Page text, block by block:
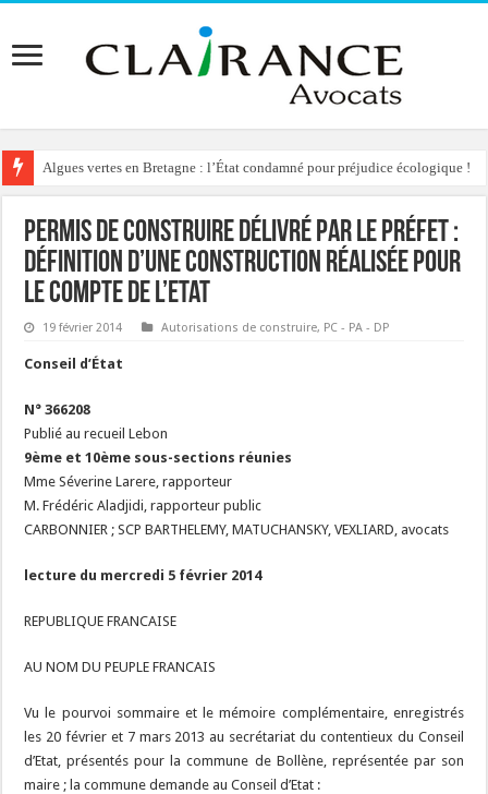
Algues vertes en Bretagne : l’État condamné pour préjudice écologique !
Permis de construire délivré par le Préfet :
définition d’une construction réalisée pour
le compte de l’Etat
19 février 2014 Autorisations de construire, PC - PA - DP
Conseil d’État
N° 366208
Publié au recueil Lebon
9ème et 10ème sous-sections réunies
Mme Séverine Larere, rapporteur
M. Frédéric Aladjidi, rapporteur public
CARBONNIER ; SCP BARTHELEMY, MATUCHANSKY, VEXLIARD, avocats
lecture du mercredi 5 février 2014
REPUBLIQUE FRANCAISE
AU NOM DU PEUPLE FRANCAIS
Vu le pourvoi sommaire et le mémoire complémentaire, enregistrés
les 20 février et 7 mars 2013 au secrétariat du contentieux du Conseil
d’Etat, présentés pour la commune de Bollène, représentée par son
maire ; la commune demande au Conseil d’Etat :